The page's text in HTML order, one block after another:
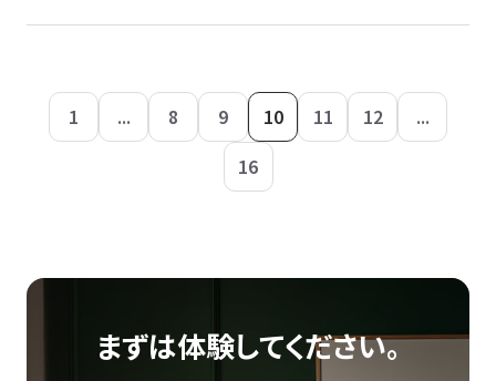
1 ... 8 9 10 11 12
...
16
まずは体験してください。